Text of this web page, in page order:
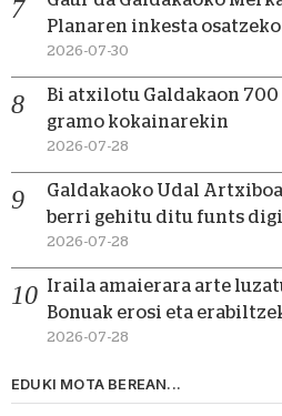
Planaren inkesta
2026-07-30
Bi atxilotu Galdakaon 700
gramo kokainarekin
2026-07-28
Galdakaoko Udal
berri gehitu ditu funts
2026-07-28
Iraila amaierara arte
Bonuak erosi eta
2026-07-28
EDUKI MOTA BEREAN...